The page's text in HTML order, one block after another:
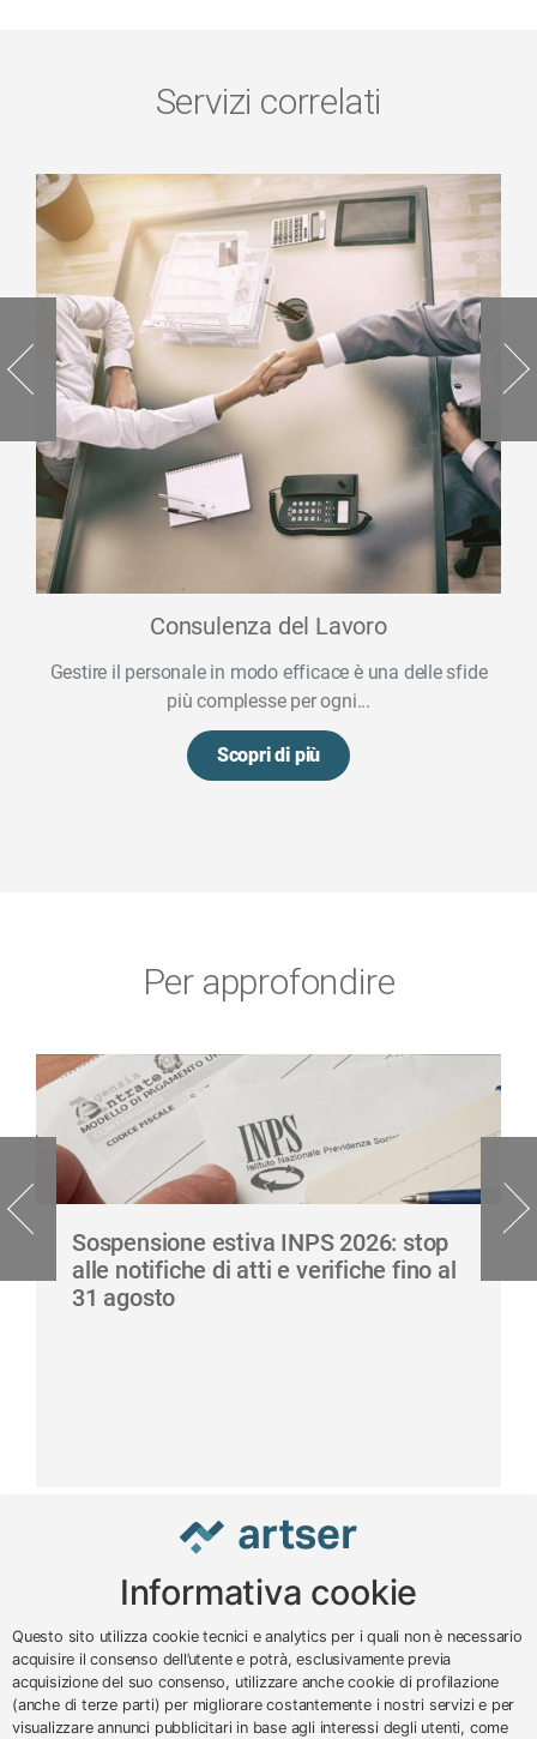
Servizi correlati
Consulenza del Lavoro
Gestire il personale in modo efficace è una delle sfide
più complesse per ogni...
Scopri di più
Per approfondire
Sospensione estiva INPS 2026: stop
alle notifiche di atti e verifiche fino al
31 agosto
© 2024 – 2026 - ARTSER SRL
Informativa cookie
Questo sito utilizza cookie tecnici e analytics per i quali non è necessario
acquisire il consenso dell’utente e potrà, esclusivamente previa
acquisizione del suo consenso, utilizzare anche cookie di profilazione
(anche di terze parti) per migliorare costantemente i nostri servizi e per
visualizzare annunci pubblicitari in base agli interessi degli utenti, come